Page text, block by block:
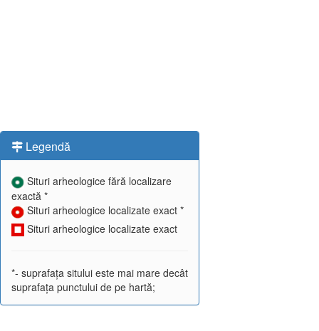
Legendă
Situri arheologice fără localizare
exactă *
Situri arheologice localizate exact *
Situri arheologice localizate exact
*- suprafața sitului este mai mare decât
suprafața punctului de pe hartă;